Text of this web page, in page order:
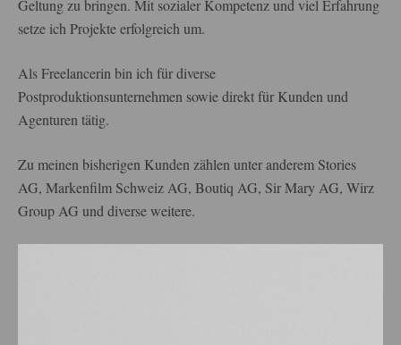
Geltung zu bringen. Mit sozialer Kompetenz und viel Erfahrung
setze ich Projekte erfolgreich um.
Als Freelancerin bin ich für diverse
Postproduktionsunternehmen sowie direkt für Kunden und
Agenturen tätig.
Zu meinen bisherigen Kunden zählen unter anderem Stories
AG, Markenfilm Schweiz AG, Boutiq AG, Sir Mary AG, Wirz
Group AG und diverse weitere.